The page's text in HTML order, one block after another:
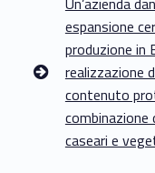
e
espansione
produzione in
realizzazione
contenuto
caseari e